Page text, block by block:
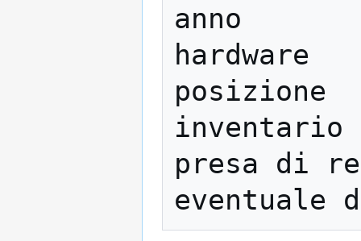
anno
hardware
posizione
presa di